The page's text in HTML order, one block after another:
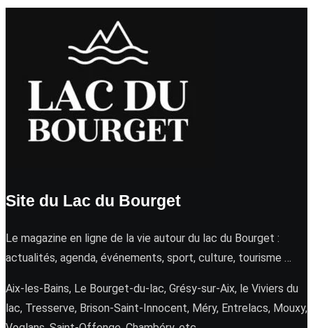
Site du Lac du Bourget
Le magazine en ligne de la vie autour du lac du Bourget :
actualités, agenda, événements, sport, culture, tourisme …
Aix-les-Bains, Le Bourget-du-lac, Grésy-sur-Aix, le Viviers du
lac, Tresserve, Brison-Saint-Innocent, Méry, Entrelacs, Mouxy,